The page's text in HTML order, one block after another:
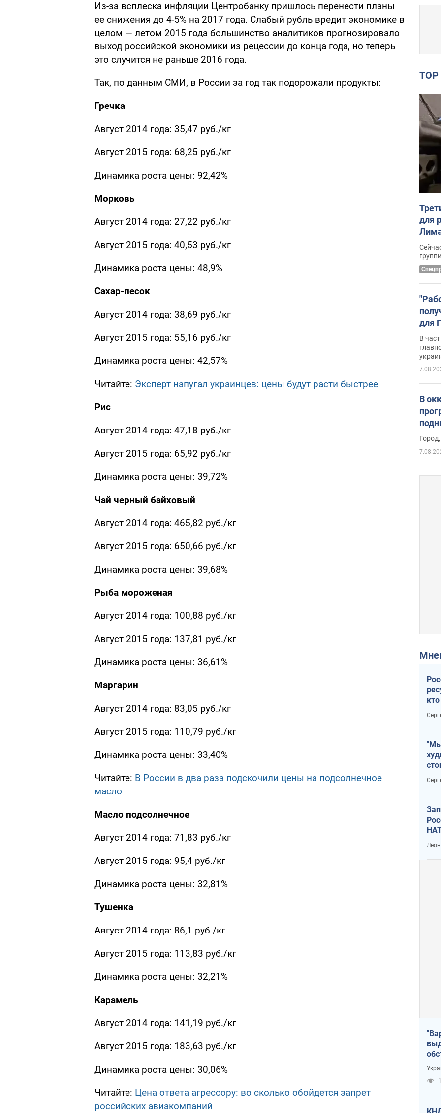
Из-за всплеска инфляции Центробанку пришлось перенести планы
ее снижения до 4-5% на 2017 года. Слабый рубль вредит экономике в
целом — летом 2015 года большинство аналитиков прогнозировало
выход российской экономики из рецессии до конца года, но теперь
это случится не раньше 2016 года.
Так, по данным СМИ, в России за год так подорожали продукты:
Гречка
Август 2014 года: 35,47 руб./кг
Август 2015 года: 68,25 руб./кг
Динамика роста цены: 92,42%
Морковь
Август 2014 года: 27,22 руб./кг
Август 2015 года: 40,53 руб./кг
Динамика роста цены: 48,9%
Сахар-песок
Август 2014 года: 38,69 руб./кг
Август 2015 года: 55,16 руб./кг
Динамика роста цены: 42,57%
Читайте: Эксперт напугал украинцев: цены будут расти быстрее
Рис
Август 2014 года: 47,18 руб./кг
Август 2015 года: 65,92 руб./кг
Динамика роста цены: 39,72%
Чай черный байховый
Август 2014 года: 465,82 руб./кг
Август 2015 года: 650,66 руб./кг
Динамика роста цены: 39,68%
Рыба мороженая
Август 2014 года: 100,88 руб./кг
Август 2015 года: 137,81 руб./кг
Динамика роста цены: 36,61%
Маргарин
Август 2014 года: 83,05 руб./кг
Август 2015 года: 110,79 руб./кг
Динамика роста цены: 33,40%
Читайте: В России в два раза подскочили цены на подсолнечное
масло
Масло подсолнечное
Август 2014 года: 71,83 руб./кг
Август 2015 года: 95,4 руб./кг
Динамика роста цены: 32,81%
Тушенка
Август 2014 года: 86,1 руб./кг
Август 2015 года: 113,83 руб./кг
Динамика роста цены: 32,21%
Карамель
Август 2014 года: 141,19 руб./кг
Август 2015 года: 183,63 руб./кг
Динамика роста цены: 30,06%
Читайте: Цена ответа агрессору: во сколько обойдется запрет
российских авиакомпаний
для
для
В
В